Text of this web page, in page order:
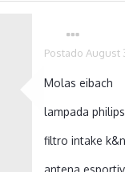
Postado August
Molas eibach
lampada
filtro intake k&n
antena